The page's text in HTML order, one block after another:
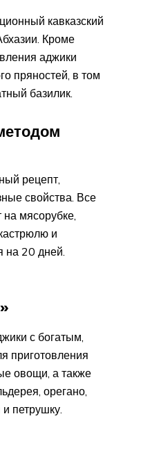
кавказский
Кроме
аджики
пряностей, в том
базилик.
рецепт,
свойства. Все
мясорубке,
и
на 20 дней.
с богатым,
приготовления
овощи, а также
орегано,
и петрушку.